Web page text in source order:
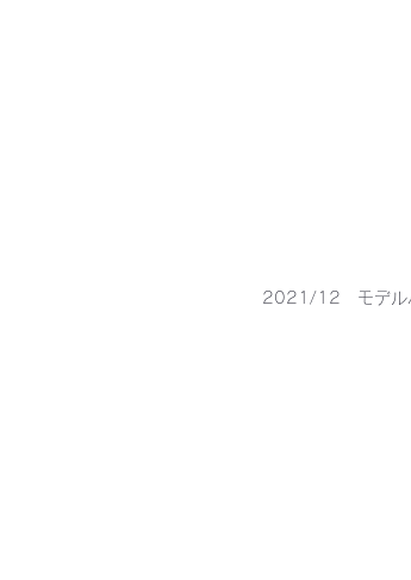
2021/12　モデル